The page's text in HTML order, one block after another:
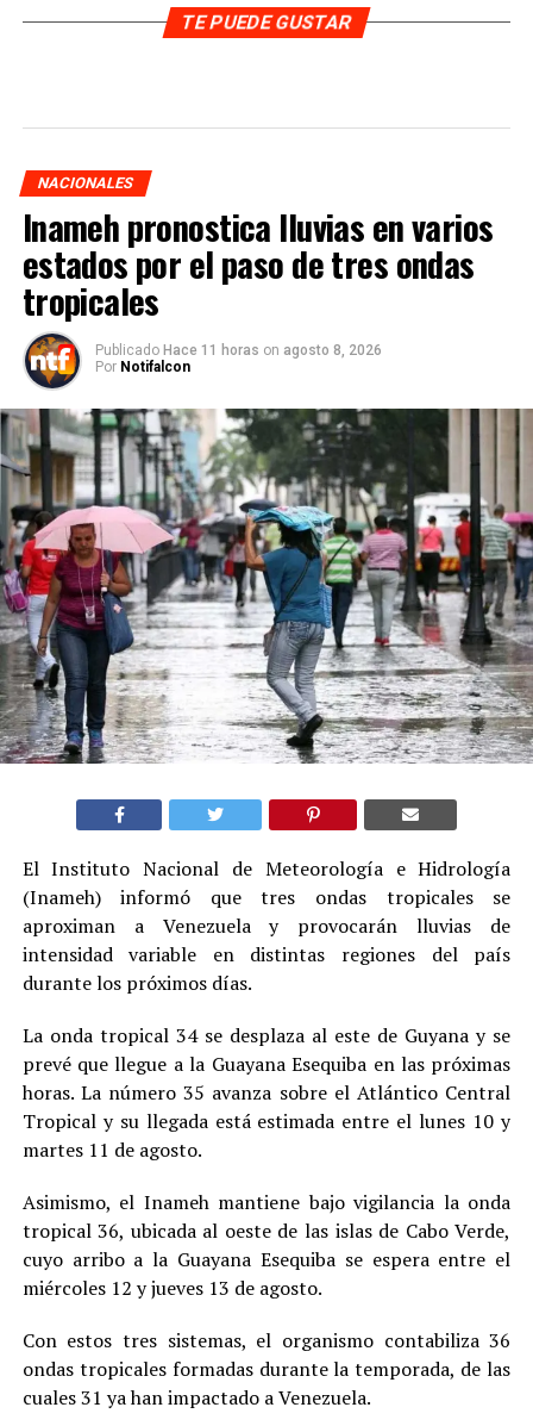
TE PUEDE GUSTAR
NACIONALES
Inameh pronostica lluvias en varios
estados por el paso de tres ondas
tropicales
Publicado Hace 11 horas on agosto 8, 2026
Por Notifalcon
El Instituto Nacional de Meteorología e Hidrología
(Inameh) informó que tres ondas tropicales se
aproximan a Venezuela y provocarán lluvias de
intensidad variable en distintas regiones del país
durante los próximos días.
La onda tropical 34 se desplaza al este de Guyana y se
prevé que llegue a la Guayana Esequiba en las próximas
horas. La número 35 avanza sobre el Atlántico Central
Tropical y su llegada está estimada entre el lunes 10 y
martes 11 de agosto.
Asimismo, el Inameh mantiene bajo vigilancia la onda
tropical 36, ubicada al oeste de las islas de Cabo Verde,
cuyo arribo a la Guayana Esequiba se espera entre el
miércoles 12 y jueves 13 de agosto.
Con estos tres sistemas, el organismo contabiliza 36
ondas tropicales formadas durante la temporada, de las
cuales 31 ya han impactado a Venezuela.